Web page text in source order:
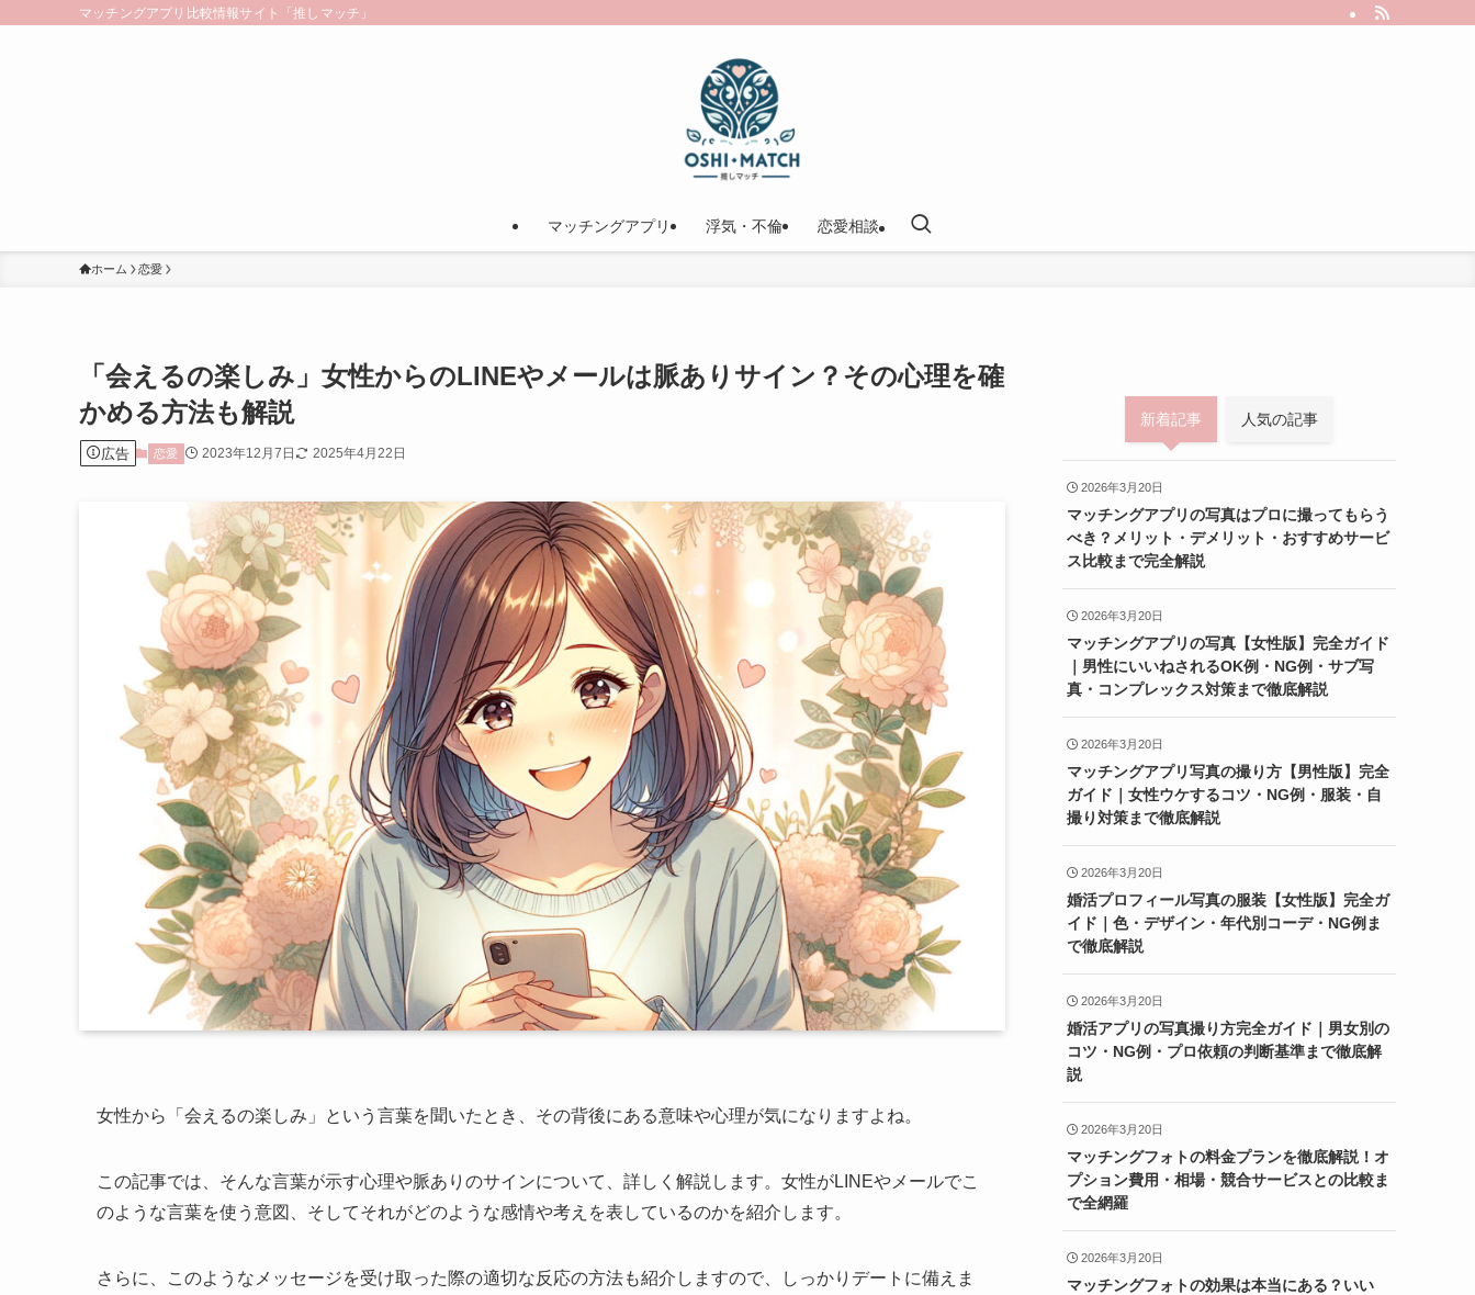
マッチングアプリ比較情報サイト「推しマッチ」
マッチングアプリ 浮気・不倫 恋愛相談
ホーム 恋愛
「会えるの楽しみ」女性からのLINEやメールは脈ありサイン？その心理を確
かめる方法も解説
広告 恋愛 2023年12月7日 2025年4月22日
女性から「会えるの楽しみ」という言葉を聞いたとき、その背後にある意味や心理が気になりますよね。
この記事では、そんな言葉が示す心理や脈ありのサインについて、詳しく解説します。女性がLINEやメールでこ
のような言葉を使う意図、そしてそれがどのような感情や考えを表しているのかを紹介します。
さらに、このようなメッセージを受け取った際の適切な反応の方法も紹介しますので、しっかりデートに備えま
新着記事 人気の記事
2026年3月20日
マッチングアプリの写真はプロに撮ってもらう
べき？メリット・デメリット・おすすめサービ
ス比較まで完全解説
2026年3月20日
マッチングアプリの写真【女性版】完全ガイド
｜男性にいいねされるOK例・NG例・サブ写
真・コンプレックス対策まで徹底解説
2026年3月20日
マッチングアプリ写真の撮り方【男性版】完全
ガイド｜女性ウケするコツ・NG例・服装・自
撮り対策まで徹底解説
2026年3月20日
婚活プロフィール写真の服装【女性版】完全ガ
イド｜色・デザイン・年代別コーデ・NG例ま
で徹底解説
2026年3月20日
婚活アプリの写真撮り方完全ガイド｜男女別の
コツ・NG例・プロ依頼の判断基準まで徹底解
説
2026年3月20日
マッチングフォトの料金プランを徹底解説！オ
プション費用・相場・競合サービスとの比較ま
で全網羅
2026年3月20日
マッチングフォトの効果は本当にある？いい